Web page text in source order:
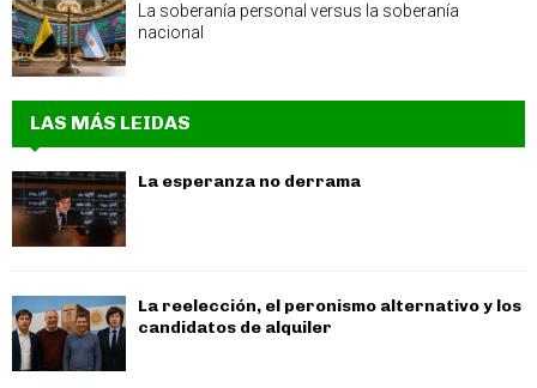
La soberanía personal versus la soberanía
nacional
LAS MÁS LEIDAS
La esperanza no derrama
La reelección, el peronismo alternativo y los
candidatos de alquiler